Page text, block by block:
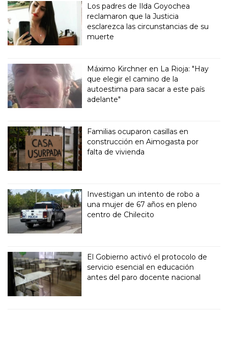
Los padres de Ilda Goyochea
reclamaron que la Justicia
esclarezca las circunstancias de su
muerte
Máximo Kirchner en La Rioja: "Hay
que elegir el camino de la
autoestima para sacar a este país
adelante"
Familias ocuparon casillas en
construcción en Aimogasta por
falta de vivienda
Investigan un intento de robo a
una mujer de 67 años en pleno
centro de Chilecito
El Gobierno activó el protocolo de
servicio esencial en educación
antes del paro docente nacional